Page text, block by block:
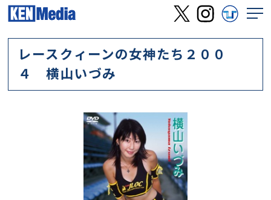
レースクィーンの女神たち２００
４ 横山いづみ